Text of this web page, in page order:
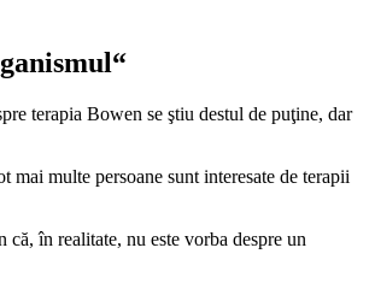
terapia Bowen se ştiu destul de puţine, dar
multe persoane sunt interesate de terapii
că, în realitate, nu este vorba despre un